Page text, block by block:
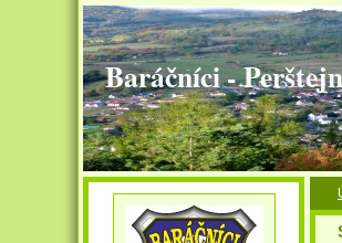
Baráčníci - Perštejn